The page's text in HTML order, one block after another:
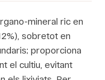
mineral ric en
sobretot en
proporciona
el cultiu, evitant